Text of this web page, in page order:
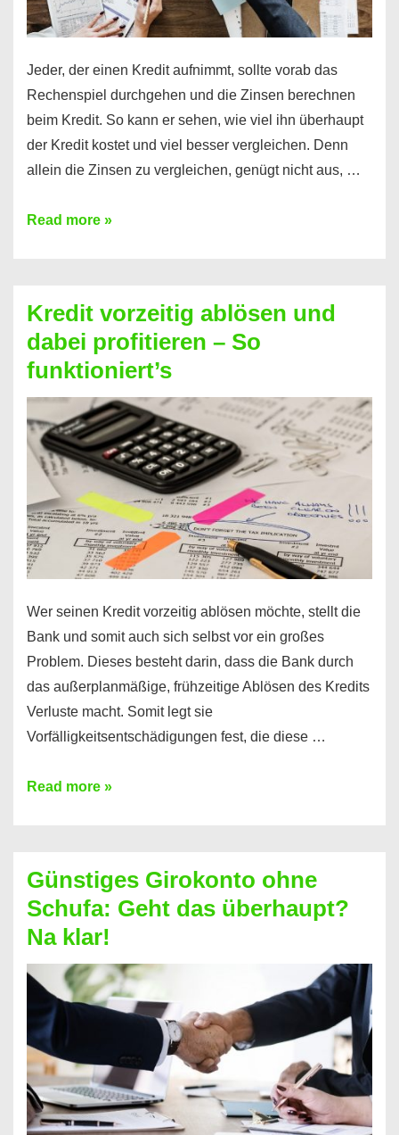
Jeder, der einen Kredit aufnimmt, sollte vorab das
Rechenspiel durchgehen und die Zinsen berechnen
beim Kredit. So kann er sehen, wie viel ihn überhaupt
der Kredit kostet und viel besser vergleichen. Denn
allein die Zinsen zu vergleichen, genügt nicht aus, …
Ganz
Kredit
berechnen
–
Mit
diesen
Regeln!
Read more »
Kredit vorzeitig ablösen und
dabei profitieren – So
funktioniert’s
Wer seinen Kredit vorzeitig ablösen möchte, stellt die
Bank und somit auch sich selbst vor ein großes
Problem. Dieses besteht darin, dass die Bank durch
das außerplanmäßige, frühzeitige Ablösen des Kredits
Verluste macht. Somit legt sie
Vorfälligkeitsentschädigungen fest, die diese …
Kredit
dabei
profitieren
–
So
funktioniert’s
Read more »
Günstiges Girokonto ohne
Schufa: Geht das überhaupt?
Na klar!